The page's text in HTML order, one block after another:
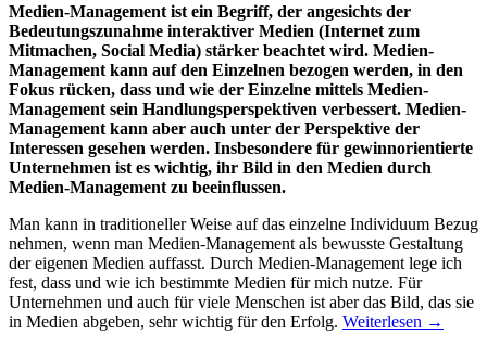
Medien-Management ist ein Begriff, der angesichts der
Bedeutungszunahme interaktiver Medien (Internet zum
Mitmachen, Social Media) stärker beachtet wird. Medien-
Management kann auf den Einzelnen bezogen werden, in den
Fokus rücken, dass und wie der Einzelne mittels Medien-
Management sein Handlungsperspektiven verbessert. Medien-
Management kann aber auch unter der Perspektive der
Interessen gesehen werden. Insbesondere für gewinnorientierte
Unternehmen ist es wichtig, ihr Bild in den Medien durch
Medien-Management zu beeinflussen.
Man kann in traditioneller Weise auf das einzelne Individuum Bezug
nehmen, wenn man Medien-Management als bewusste Gestaltung
der eigenen Medien auffasst. Durch Medien-Management lege ich
fest, dass und wie ich bestimmte Medien für mich nutze. Für
Unternehmen und auch für viele Menschen ist aber das Bild, das sie
in Medien abgeben, sehr wichtig für den Erfolg. Weiterlesen →